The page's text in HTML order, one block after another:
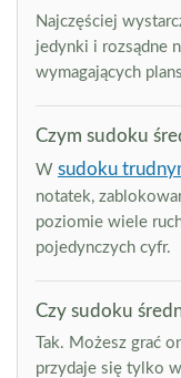
Najczęściej
jedynki i rozsądne
wymagających
Czym sudoku
W sudoku
notatek,
poziomie wiele
pojedynczych cyfr.
Czy sudoku
Tak. Możesz grać
przydaje się tylko